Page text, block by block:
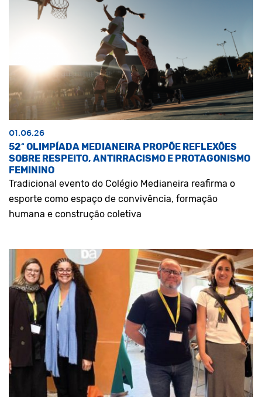
01.06.26
52ª OLIMPÍADA MEDIANEIRA PROPÕE REFLEXÕES
SOBRE RESPEITO, ANTIRRACISMO E PROTAGONISMO
FEMININO
Tradicional evento do Colégio Medianeira reafirma o
esporte como espaço de convivência, formação
humana e construção coletiva